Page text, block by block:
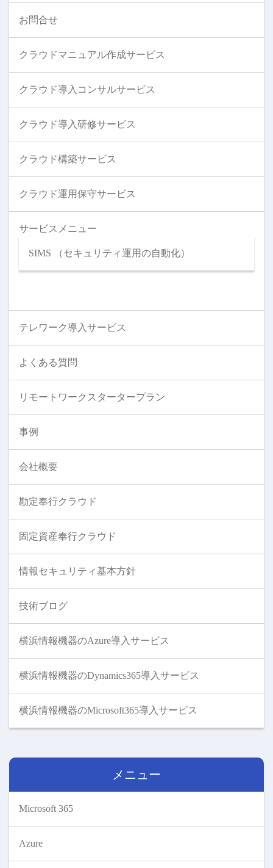
お問合せ
クラウドマニュアル作成サービス
クラウド導入コンサルサービス
クラウド導入研修サービス
クラウド構築サービス
クラウド運用保守サービス
サービスメニュー
SIMS （セキュリティ運用の自動化）
テレワーク導入サービス
よくある質問
リモートワークスタータープラン
事例
会社概要
勘定奉行クラウド
固定資産奉行クラウド
情報セキュリティ基本方針
技術ブログ
横浜情報機器のAzure導入サービス
横浜情報機器のDynamics365導入サービス
横浜情報機器のMicrosoft365導入サービス
メニュー
Microsoft 365
Azure